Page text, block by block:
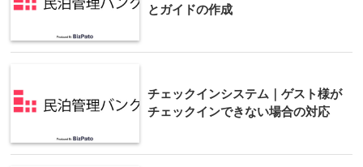
とガイドの作成
チェックインシステム｜ゲスト様が
チェックインできない場合の対応